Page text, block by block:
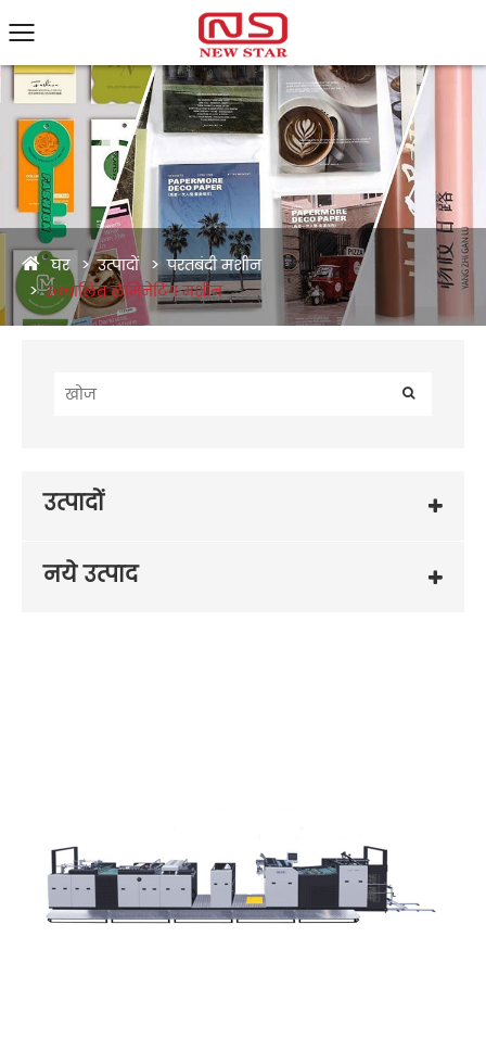
घर उत्पादों
परतबंदी मशीन
स्वचालित लैमिनेटिंग मशीन
उत्पादों
नये उत्पाद